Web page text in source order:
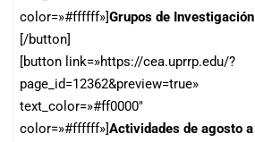
color=»#ffffff»]Grupos de Investigación
[/button]
[button link=»https://cea.uprrp.edu/?
page_id=12362&preview=true»
text_color=»#ff0000″
color=»#ffffff»]Actividades de agosto a